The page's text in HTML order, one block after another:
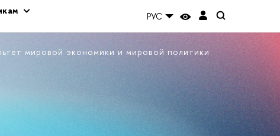
РУС
мировой экономики и мировой политики